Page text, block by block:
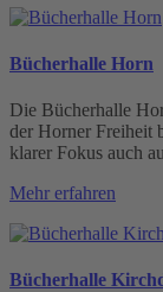
Bücherhalle Horn
Die Bücherhalle
der Horner Freiheit
klarer Fokus auch
Mehr erfahren
Bücherhalle